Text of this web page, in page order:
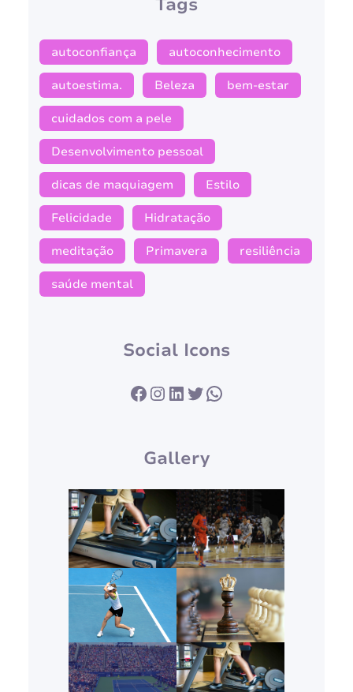
autoconfiança autoconhecimento
autoestima. Beleza bem-estar
cuidados com a pele
Desenvolvimento pessoal
dicas de maquiagem Estilo
Felicidade Hidratação
meditação Primavera resiliência
saúde mental
Social Icons
Facebook InstagramLinkedIn Twitter WhatsApp
Gallery